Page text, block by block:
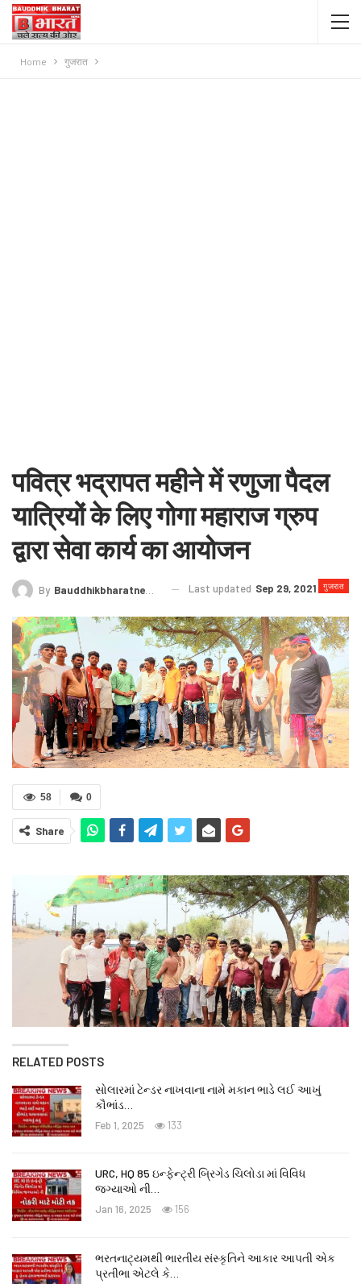
Home गुजरात
पवित्र भद्रापत महीने में रणुजा पैदल
यात्रियों के लिए गोगा महाराज ग्रुप
द्वारा सेवा कार्य का आयोजन
गुजरात
By Bauddhikbharatnews@gmail.com Last updated Sep 29, 2021
0
58
Share
RELATED POSTS
સોલારમાં ટેન્ડર નાખવાના નામે મકાન ભાડે લઈ આખું
કૌભાંડ…
Feb 1, 2025 133
URC, HQ 85 ઇન્ફેન્ટ્રી બ્રિગેડ ચિલોડા માં વિવિધ
જગ્યાઓ ની…
Jan 16, 2025 156
ભરતનાટ્યમથી ભારતીય સંસ્કૃતિને આકાર આપતી એક
પ્રતીભા એટલે કે‌…